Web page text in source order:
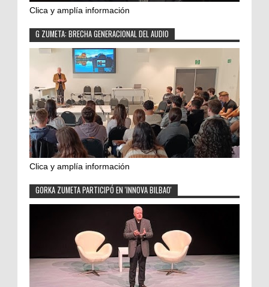
Clica y amplía información
G ZUMETA: BRECHA GENERACIONAL DEL AUDIO
Clica y amplía información
GORKA ZUMETA PARTICIPÓ EN 'INNOVA BILBAO'